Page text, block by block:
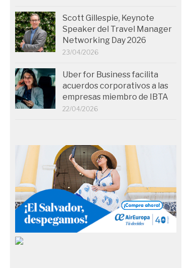
Tener la
corporativos
08/11/2019
Scott Gillespie, Keynote
Speaker del Travel Manager
Networking Day 2026
23/04/2026
Uber for Business facilita
acuerdos corporativos a las
empresas miembro de IBTA
22/04/2026